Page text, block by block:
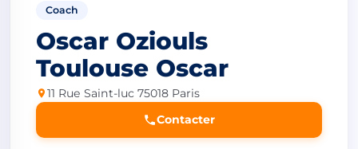
Coach
Oscar Oziouls
Toulouse Oscar
11 Rue Saint-luc 75018 Paris
Contacter